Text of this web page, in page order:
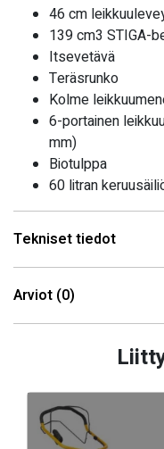
46 cm
139 cm3 STIGA-
Itsevetävä
Teräsrunko
Kolme
6-portainen
mm)
Biotulppa
60 litran
Tekniset tiedot
Arviot (0)